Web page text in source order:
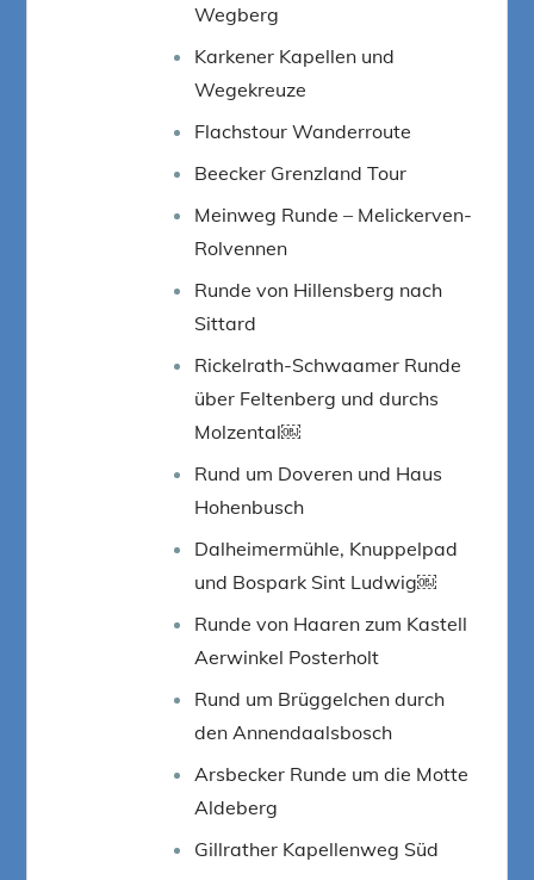
Wegberg
Karkener Kapellen und
Wegekreuze
Flachstour Wanderroute
Beecker Grenzland Tour
Meinweg Runde – Melickerven-
Rolvennen
Runde von Hillensberg nach
Sittard
Rickelrath-Schwaamer Runde
über Feltenberg und durchs
Molzental￼
Rund um Doveren und Haus
Hohenbusch
Dalheimermühle, Knuppelpad
und Bospark Sint Ludwig￼
Runde von Haaren zum Kastell
Aerwinkel Posterholt
Rund um Brüggelchen durch
den Annendaalsbosch
Arsbecker Runde um die Motte
Aldeberg
Gillrather Kapellenweg Süd